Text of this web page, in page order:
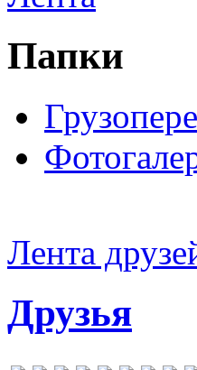
Папки
Лента
Друзья